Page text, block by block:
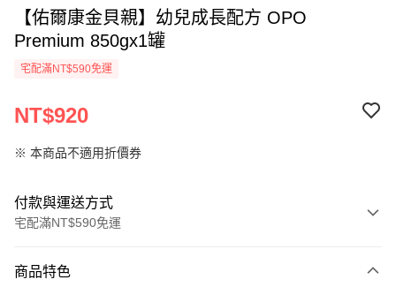
【佑爾康金貝親】幼兒成長配方 OPO
Premium 850gx1罐
宅配滿NT$590免運
NT$920
※ 本商品不適用折價券
付款與運送方式
宅配滿NT$590免運
信用卡一次付款
商品特色